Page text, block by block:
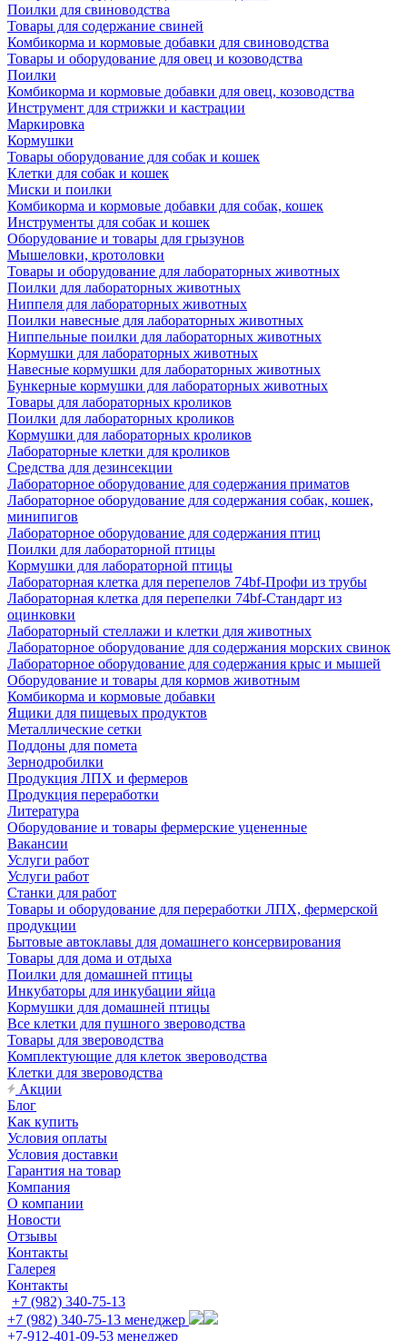
Поилки для свиноводства
Товары для содержание свиней
Комбикорма и кормовые добавки для свиноводства
Товары и оборудование для овец и козоводства
Поилки
Комбикорма и кормовые добавки для овец, козоводства
Инструмент для стрижки и кастрации
Маркировка
Кормушки
Товары оборудование для собак и кошек
Клетки для собак и кошек
Миски и поилки
Комбикорма и кормовые добавки для собак, кошек
Инструменты для собак и кошек
Оборудование и товары для грызунов
Мышеловки, кротоловки
Товары и оборудование для лабораторных животных
Поилки для лабораторных животных
Ниппеля для лабораторных животных
Поилки навесные для лабораторных животных
Ниппельные поилки для лабораторных животных
Кормушки для лабораторных животных
Навесные кормушки для лабораторных животных
Бункерные кормушки для лабораторных животных
Товары для лабораторных кроликов
Поилки для лабораторных кроликов
Кормушки для лабораторных кроликов
Лабораторные клетки для кроликов
Средства для дезинсекции
Лабораторное оборудование для содержания приматов
Лабораторное оборудование для содержания собак, кошек,
минипигов
Лабораторное оборудование для содержания птиц
Поилки для лабораторной птицы
Кормушки для лабораторной птицы
Лабораторная клетка для перепелов 74bf-Профи из трубы
Лабораторная клетка для перепелки 74bf-Стандарт из
оцинковки
Лабораторный стеллажи и клетки для животных
Лабораторное оборудование для содержания морских свинок
Лабораторное оборудование для содержания крыс и мышей
Оборудование и товары для кормов животным
Комбикорма и кормовые добавки
Ящики для пищевых продуктов
Металлические сетки
Поддоны для помета
Зернодробилки
Продукция ЛПХ и фермеров
Продукция переработки
Литература
Оборудование и товары фермерские уцененные
Вакансии
Услуги работ
Услуги работ
Станки для работ
Товары и оборудование для переработки ЛПХ, фермерской
продукции
Бытовые автоклавы для домашнего консервирования
Товары для дома и отдыха
Поилки для домашней птицы
Инкубаторы для инкубации яйца
Кормушки для домашней птицы
Все клетки для пушного звероводства
Товары для звероводства
Комплектующие для клеток звероводства
Клетки для звероводства
Акции
Блог
Как купить
Условия оплаты
Условия доставки
Гарантия на товар
Компания
О компании
Новости
Отзывы
Контакты
Галерея
Контакты
+7 (982) 340-75-13
+7 (982) 340-75-13 менеджер
+7-912-401-09-53 менеджер